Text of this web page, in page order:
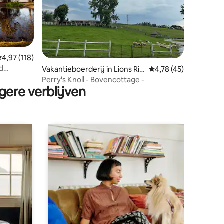
beoordeling van 4,97 op 5, 118 recensies
4,97 (118)
Vakantieboerderij in Lions Riv
er
Gemiddelde
4,78 (45)
Perry's Knoll - Bovencottage -
verblijven